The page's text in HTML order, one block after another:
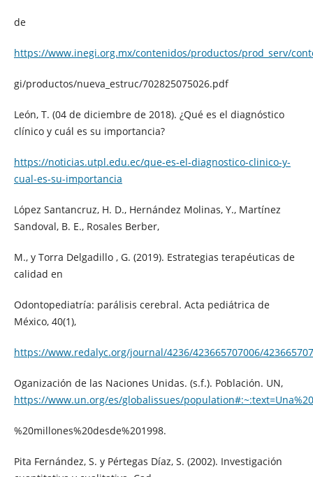
de
https://www.inegi.org.mx/contenidos/productos/prod_serv/
gi/productos/nueva_estruc/702825075026.pdf
León, T. (04 de diciembre de 2018). ¿Qué es el diagnóstico
clínico y cuál es su importancia?
https://noticias.utpl.edu.ec/que-es-el-diagnostico-clinico-y-
cual-es-su-importancia
López Santancruz, H. D., Hernández Molinas, Y., Martínez
Sandoval, B. E., Rosales Berber,
M., y Torra Delgadillo , G. (2019). Estrategias terapéuticas de
calidad en
Odontopediatría: parálisis cerebral. Acta pediátrica de
México, 40(1),
https://www.redalyc.org/journal/4236/423665707006/
Oganización de las Naciones Unidas. (s.f.). Población. UN,
https://www.un.org/es/globalissues/
%20millones%20desde%201998.
Pita Fernández, S. y Pértegas Díaz, S. (2002). Investigación